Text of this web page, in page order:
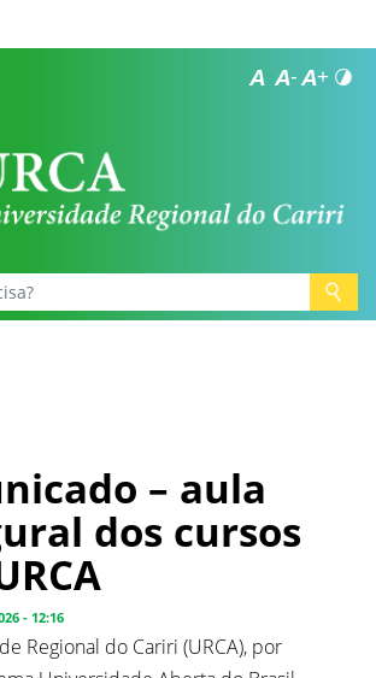
– aula
dos cursos
- 12:16
Regional do Cariri (URCA), por